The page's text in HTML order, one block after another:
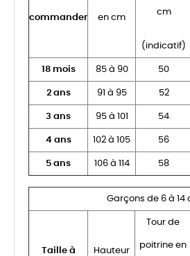
commander en cm
cm
(indicatif)
18 mois 85 à 90 50
2 ans 91 à 95 52
3 ans 95 à 101 54
4 ans 102 à 105 56
5 ans 106 à 114 58
Garçons de 6 à 14
Taille à Hauteur
Tour de
poitrine en